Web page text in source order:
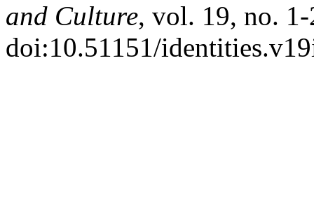
and Culture, vol. 19, no.
doi:10.51151/